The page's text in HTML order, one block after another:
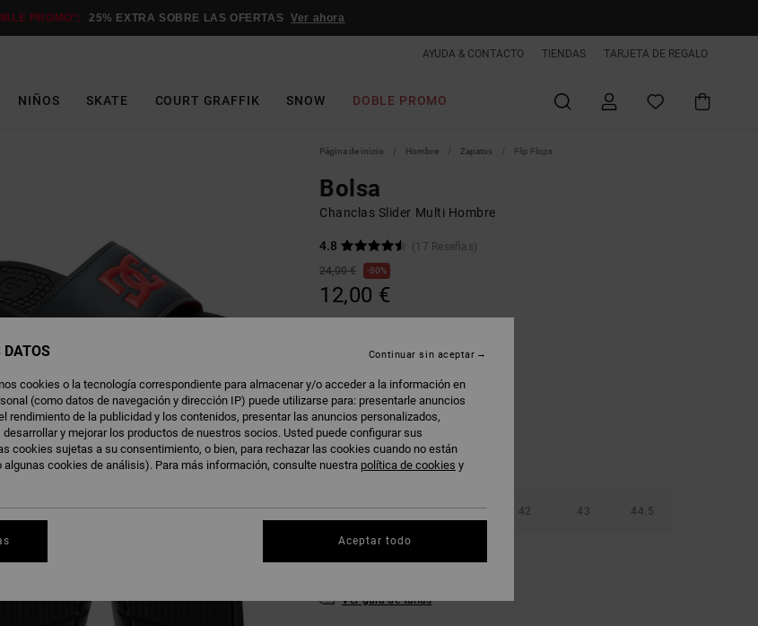
PROMO*: 25% EXTRA SOBRE LAS OFERTAS Ver ahora
AYUDA & CONTACTO TIENDAS TARJETA DE REGALO
NIÑOS SKATE COURT GRAFFIK SNOW DOBLE PROMO
Página de inicio Hombre Zapatos Flip Flops
Bolsa
Chanclas Slider Multi Hombre
4.8
(17 Reseñas)
24,00 €
50%
12,00 €
Black/grey/red
38 39 40.5 42 43 44.5
Ver guía de tallas
DATOS
cookies o la tecnología correspondiente para almacenar y/o acceder a la información en
(como datos de navegación y dirección IP) puede utilizarse para: presentarle anuncios
rendimiento de la publicidad y los contenidos, presentar las anuncios personalizados,
y mejorar los productos de nuestros socios. Usted puede configurar sus
cookies sujetas a su consentimiento, o bien, para rechazar las cookies cuando no están
cookies de análisis). Para más información, consulte nuestra política de cookies y
Continuar sin aceptar
Aceptar todo